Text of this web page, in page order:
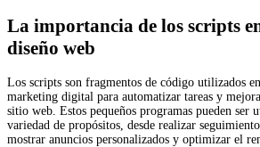
La importancia de los scripts
diseño web
Los scripts son fragmentos de código utilizados
marketing digital para automatizar tareas y
sitio web. Estos pequeños programas pueden ser
variedad de propósitos, desde realizar
mostrar anuncios personalizados y optimizar el